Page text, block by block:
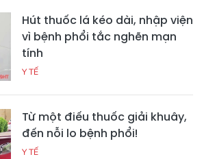
Hút thuốc lá kéo dài, nhập viện
vì bệnh phổi tắc nghẽn mạn
tính
Y TẾ
Từ một điếu thuốc giải khuây,
đến nỗi lo bệnh phổi!
Y TẾ